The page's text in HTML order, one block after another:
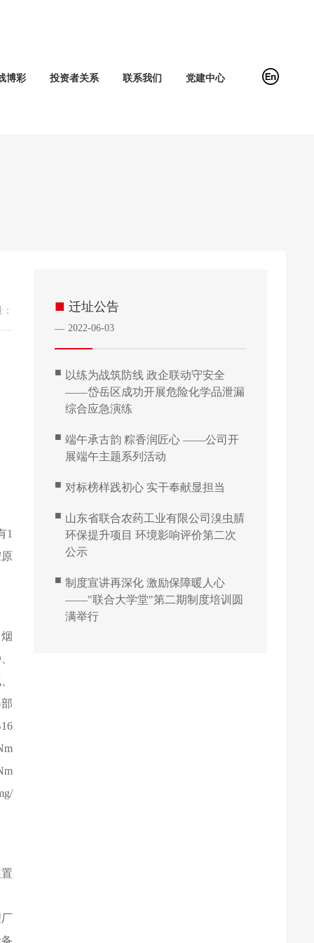
博彩 投资者关系 联系我们 党建中心
1
部
■ 迁址公告
— 2022-06-03
■ 以练为战筑防线 政企联动守安全
——岱岳区成功开展危险化学品泄漏
综合应急演练
■ 端午承古韵 粽香润匠心 ——公司开
展端午主题系列活动
■ 对标榜样践初心 实干奉献显担当
■ 山东省联合农药工业有限公司溴虫腈
环保提升项目 环境影响评价第二次
公示
■ 制度宣讲再深化 激励保障暖人心
——"联合大学堂"第二期制度培训圆
满举行